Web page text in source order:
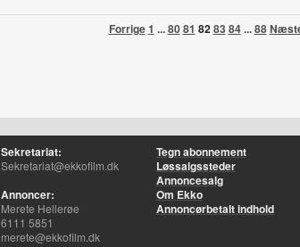
Forrige1 ...8081 8283 84...88
Sekretariat:
Sekretariat@ekkofilm.dk
Annoncer:
Merete Hellerøe
6111 5851
merete@ekkofilm.dk
Tegn abonnement
Løssalgssteder
Annoncesalg
Om Ekko
Annoncørbetalt indhold